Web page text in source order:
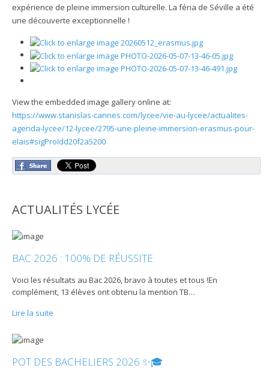
expérience de pleine immersion culturelle. La féria de Séville a été
une découverte exceptionnelle !
View the embedded image gallery online at:
https://www.stanislas-cannes.com/lycee/vie-au-lycee/actualites-
agenda-lycee/12-lycee/2795-une-pleine-immersion-erasmus-pour-
elais#sigProIdd20f2a5200
ACTUALITÉS LYCÉE
BAC 2026 : 100% DE RÉUSSITE
Voici les résultats au Bac 2026, bravo à toutes et tous !En
complément, 13 élèves ont obtenu la mention TB…
Lire la suite
POT DES BACHELIERS 2026 ✨🎓